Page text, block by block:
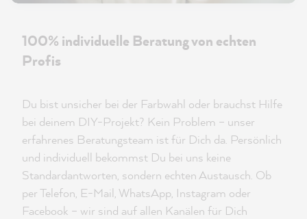
100% individuelle Beratung von echten
Profis
Du bist unsicher bei der Farbwahl oder brauchst Hilfe
bei deinem DIY-Projekt? Kein Problem – unser
erfahrenes Beratungsteam ist für Dich da. Persönlich
und individuell bekommst Du bei uns keine
Standardantworten, sondern echten Austausch. Ob
per Telefon, E-Mail, WhatsApp, Instagram oder
Facebook – wir sind auf allen Kanälen für Dich